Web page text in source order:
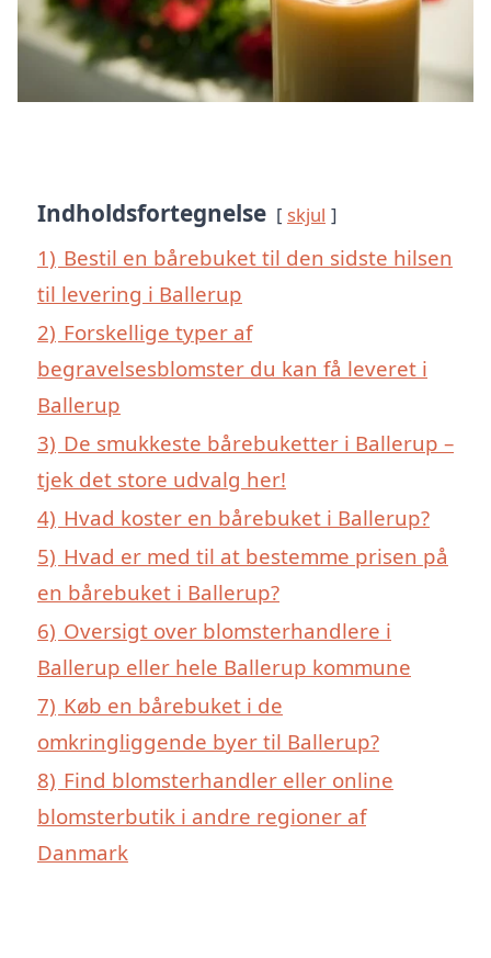
Indholdsfortegnelse skjul
1) Bestil en bårebuket til den sidste hilsen
til levering i Ballerup
2) Forskellige typer af
begravelsesblomster du kan få leveret i
Ballerup
3) De smukkeste bårebuketter i Ballerup –
tjek det store udvalg her!
4) Hvad koster en bårebuket i Ballerup?
5) Hvad er med til at bestemme prisen på
en bårebuket i Ballerup?
6) Oversigt over blomsterhandlere i
Ballerup eller hele Ballerup kommune
7) Køb en bårebuket i de
omkringliggende byer til Ballerup?
8) Find blomsterhandler eller online
blomsterbutik i andre regioner af
Danmark